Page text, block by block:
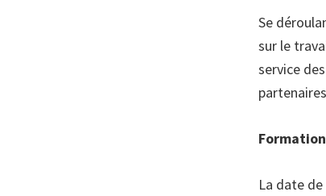
Se
sur le
service
La date